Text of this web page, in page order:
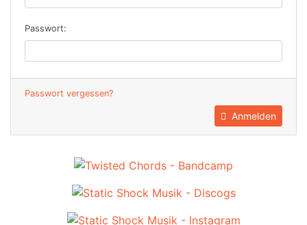
Passwort:
Passwort vergessen?
Anmelden